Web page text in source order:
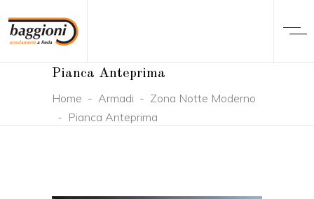
Pianca Anteprima
Home - Armadi - Zona Notte Moderno
- Pianca Anteprima